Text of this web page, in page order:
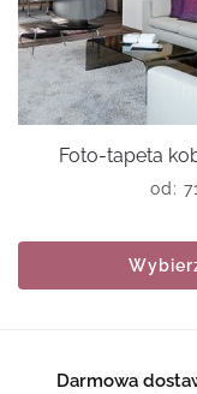
Foto-tapeta
od:
Darmowa